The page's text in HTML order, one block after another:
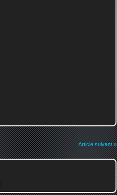
Article suivant »